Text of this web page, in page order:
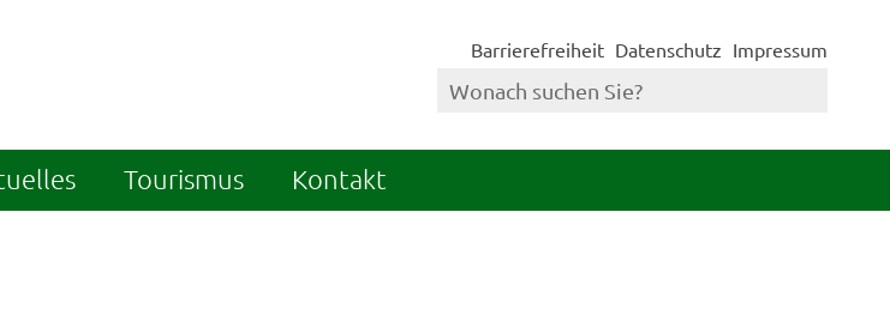
Barrierefreiheit Datenschutz Impressum
Tourismus Kontakt